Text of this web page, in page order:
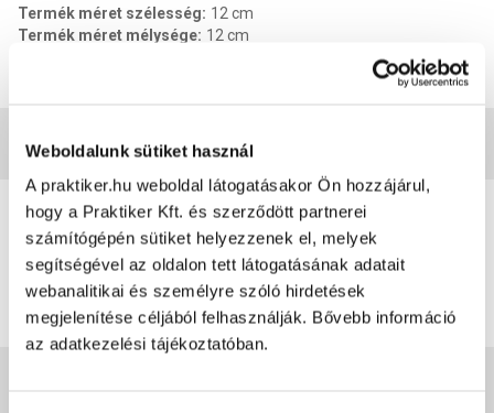
Weboldalunk sütiket használ
A praktiker.hu weboldal látogatásakor Ön hozzájárul,
hogy a Praktiker Kft. és szerződött partnerei
számítógépén sütiket helyezzenek el, melyek
segítségével az oldalon tett látogatásának adatait
webanalitikai és személyre szóló hirdetések
megjelenítése céljából felhasználják. Bővebb információ
az adatkezelési tájékoztatóban.
Termék méret szélesség: 12 cm
Termék méret mélysége: 12 cm
Vásárlói vélemények
0 0értékelés
Értékelés írása